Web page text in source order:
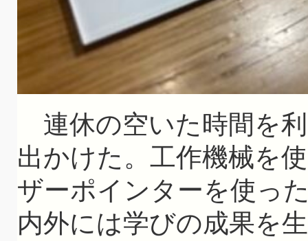
連休の空いた時間を
出かけた。工作機械を
ザーポインターを使っ
内外には学びの成果を